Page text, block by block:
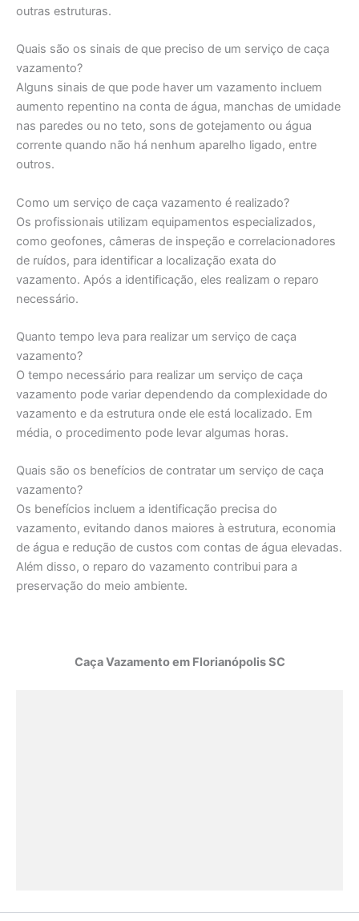
outras estruturas.
Quais são os sinais de que preciso de um serviço de caça
vazamento?
Alguns sinais de que pode haver um vazamento incluem
aumento repentino na conta de água, manchas de umidade
nas paredes ou no teto, sons de gotejamento ou água
corrente quando não há nenhum aparelho ligado, entre
outros.
Como um serviço de caça vazamento é realizado?
Os profissionais utilizam equipamentos especializados,
como geofones, câmeras de inspeção e correlacionadores
de ruídos, para identificar a localização exata do
vazamento. Após a identificação, eles realizam o reparo
necessário.
Quanto tempo leva para realizar um serviço de caça
vazamento?
O tempo necessário para realizar um serviço de caça
vazamento pode variar dependendo da complexidade do
vazamento e da estrutura onde ele está localizado. Em
média, o procedimento pode levar algumas horas.
Quais são os benefícios de contratar um serviço de caça
vazamento?
Os benefícios incluem a identificação precisa do
vazamento, evitando danos maiores à estrutura, economia
de água e redução de custos com contas de água elevadas.
Além disso, o reparo do vazamento contribui para a
preservação do meio ambiente.
Caça Vazamento em Florianópolis SC